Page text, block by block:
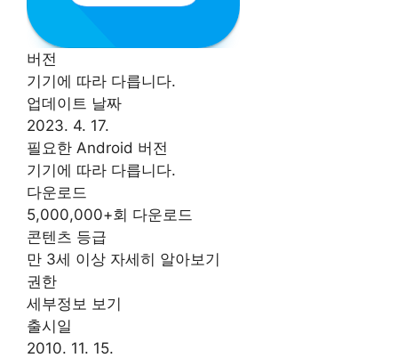
버전
기기에 따라 다릅니다.
업데이트 날짜
2023. 4. 17.
필요한 Android 버전
기기에 따라 다릅니다.
다운로드
5,000,000+회 다운로드
콘텐츠 등급
만 3세 이상 자세히 알아보기
권한
세부정보 보기
출시일
2010. 11. 15.